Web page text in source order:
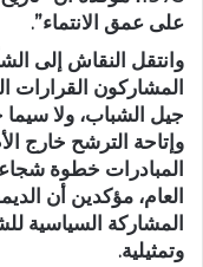
على عمق الانتماء”.
وانتقل النقاش إلى
المشاركون القرارات
وإتاحة الترشح خارج
المبادرات خطوة
العام، مؤكدين أن
المشاركة السياسية
وتمثيلية.